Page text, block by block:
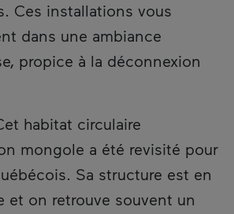
Ces installations vous
dans une ambiance
propice à la déconnexion
habitat circulaire
mongole a été revisité pour
Sa structure est en
et on retrouve souvent un